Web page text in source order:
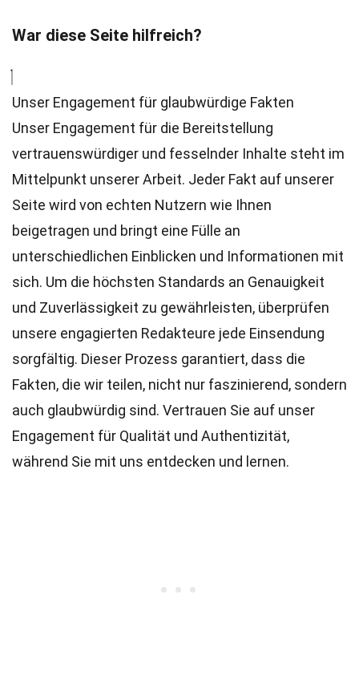
War diese Seite hilfreich?
Unser Engagement für glaubwürdige Fakten
Unser Engagement für die Bereitstellung
vertrauenswürdiger und fesselnder Inhalte steht im
Mittelpunkt unserer Arbeit. Jeder Fakt auf unserer
Seite wird von echten Nutzern wie Ihnen
beigetragen und bringt eine Fülle an
unterschiedlichen Einblicken und Informationen mit
sich. Um die höchsten Standards an Genauigkeit
und Zuverlässigkeit zu gewährleisten, überprüfen
unsere engagierten Redakteure jede Einsendung
sorgfältig. Dieser Prozess garantiert, dass die
Fakten, die wir teilen, nicht nur faszinierend, sondern
auch glaubwürdig sind. Vertrauen Sie auf unser
Engagement für Qualität und Authentizität,
während Sie mit uns entdecken und lernen.